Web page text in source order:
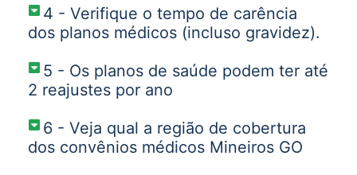
4 - Verifique o tempo de carência
dos planos médicos (incluso gravidez).
5 - Os planos de saúde podem ter até
2 reajustes por ano
6 - Veja qual a região de cobertura
dos convênios médicos Mineiros GO